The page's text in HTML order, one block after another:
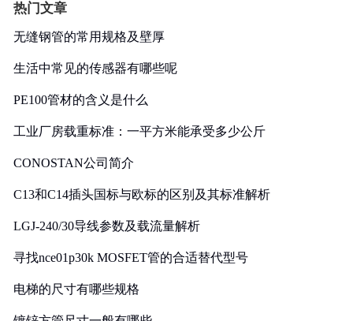
热门文章
无缝钢管的常用规格及壁厚
生活中常见的传感器有哪些呢
PE100管材的含义是什么
工业厂房载重标准：一平方米能承受多少公斤
CONOSTAN公司简介
C13和C14插头国标与欧标的区别及其标准解析
LGJ-240/30导线参数及载流量解析
寻找nce01p30k MOSFET管的合适替代型号
电梯的尺寸有哪些规格